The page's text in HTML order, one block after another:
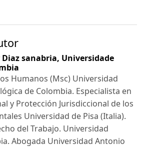
sanabria, Universidade
Humanos (Msc) Universidad
de Colombia. Especialista en
y Protección Jurisdiccional de los
Universidad de Pisa (Italia).
del Trabajo. Universidad
Abogada Universidad Antonio